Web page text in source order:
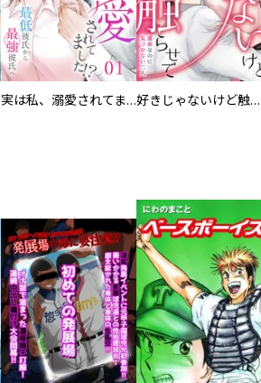
実は私、溺愛されてました！？ ～最低彼氏から最強彼氏へ～ 好きじゃないけど触らせて～運命なのに気づかない二人～